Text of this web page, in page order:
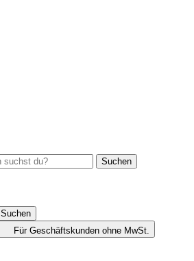
Suchen
Suchen
Für Geschäftskunden ohne MwSt.